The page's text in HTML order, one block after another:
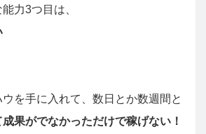
力3つ目は、
を手に入れて、数日とか数週間と
果がでなかっただけで稼げない！